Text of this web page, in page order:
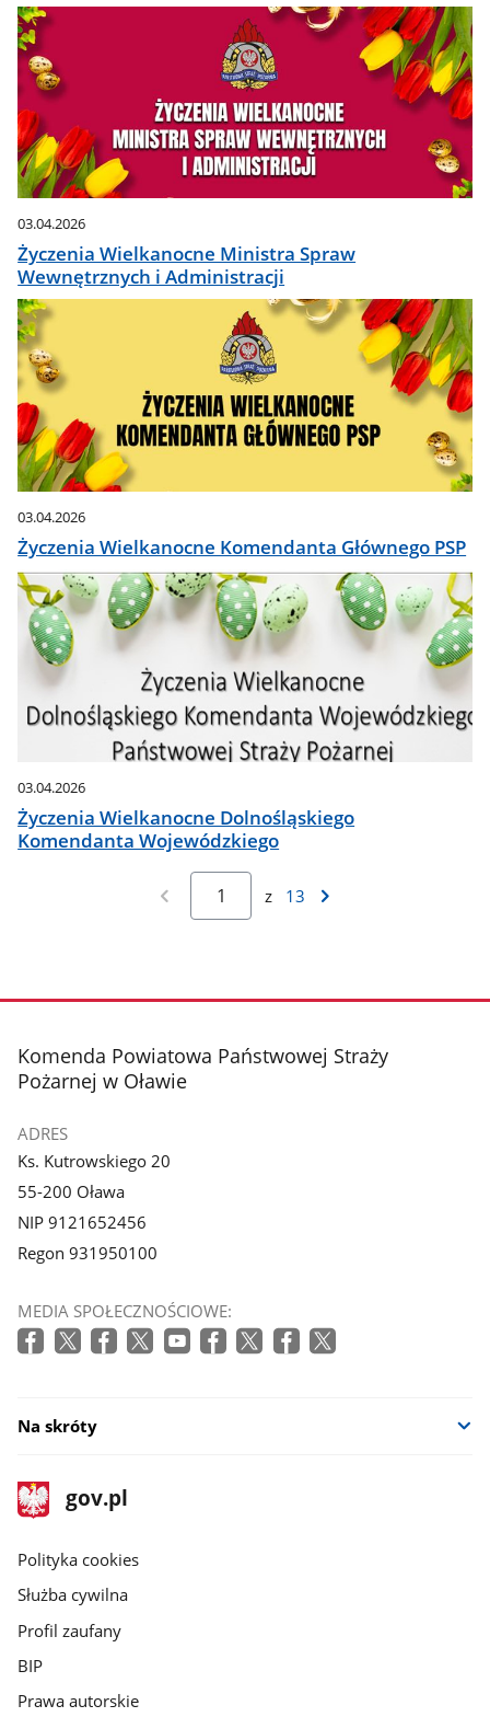
03.04.2026
Życzenia Wielkanocne Ministra Spraw
Wewnętrznych i Administracji
03.04.2026
Życzenia Wielkanocne Komendanta Głównego PSP
03.04.2026
Życzenia Wielkanocne Dolnośląskiego
Komendanta Wojewódzkiego
z 13
stopka
Komenda Powiatowa Państwowej Straży
Pożarnej w Oławie
ADRES
Ks. Kutrowskiego 20
55-200 Oława
NIP 9121652456
Regon 931950100
MEDIA SPOŁECZNOŚCIOWE:
Na skróty
stopka
gov.pl
Strona
gov.pl
gov.pl
Polityka cookies
Służba cywilna
Profil zaufany
BIP
Prawa autorskie